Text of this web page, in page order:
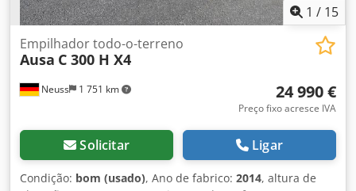
1 / 15
Neuss 1 751 km
Empilhador todo-o-terreno
Ausa C 300 H X4
24 990 €
Preço fixo acresce IVA
Solicitar Ligar
Condição: bom (usado), Ano de fabrico: 2014, altura de